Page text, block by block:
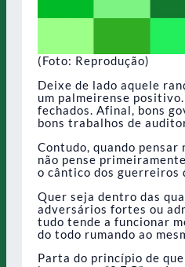
(Foto: Reprodução)
Deixe de lado aquele
um palmeirense
fechados. Afinal, bons
bons trabalhos de
Contudo, quando pensar
não pense
o cântico dos guerreiros
Quer seja dentro das
adversários fortes ou
tudo tende a funcionar
do todo rumando ao
Parta do princípio de